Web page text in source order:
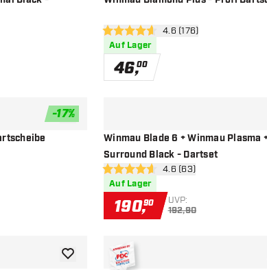
öffnen Bewertungsbereich
4.6 Bewertungssterne
4.6 (176)
Auf Lager
46,00
-17%
öffnen
Zur Wunschliste hinzufügen
Winmau Blade 6 + Winmau Plasma
Surround Black - Dartset
Bewertungsbereich
4.6 Bewertungssterne
4.6 (63)
Auf Lager
190,90 UVP:
192,90
Zur Wunschliste hinzufügen